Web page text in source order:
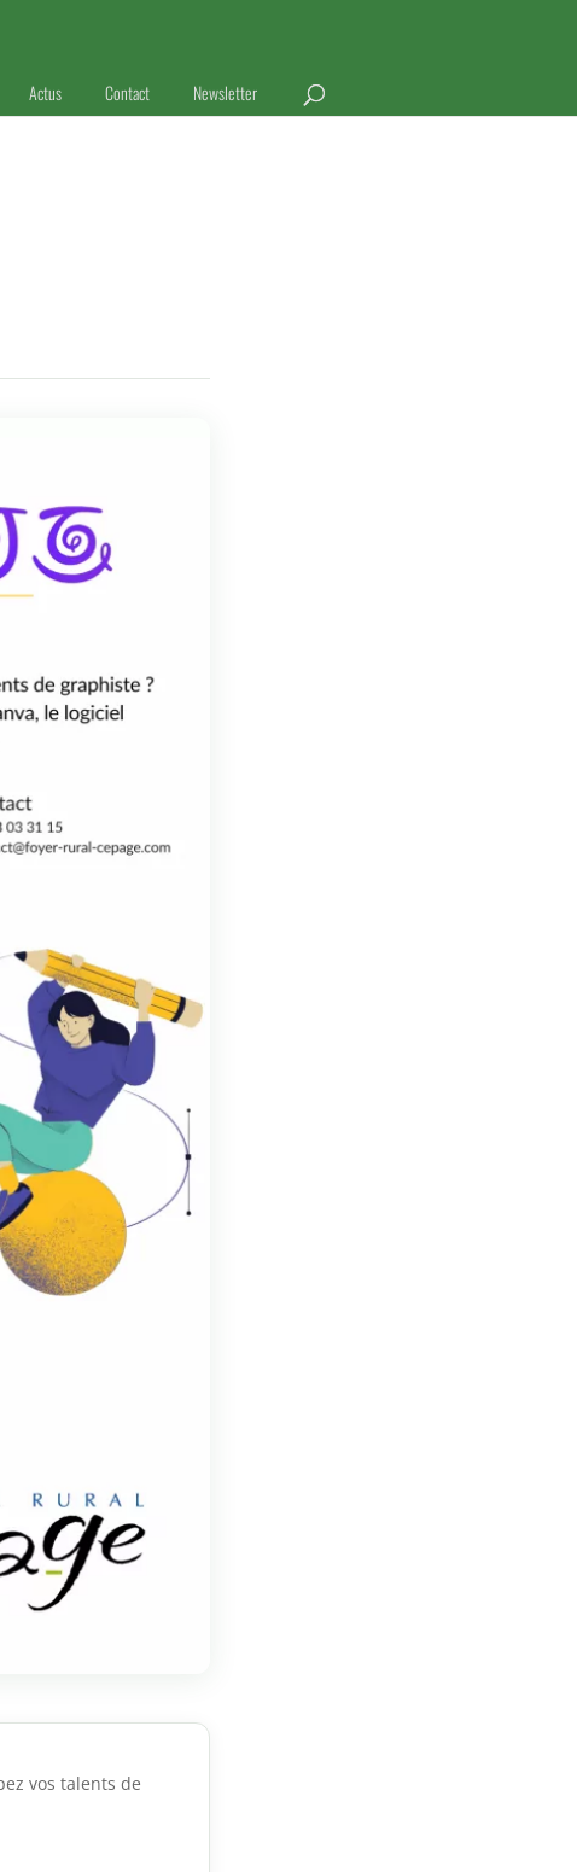
Actus Contact Newsletter
vos talents de